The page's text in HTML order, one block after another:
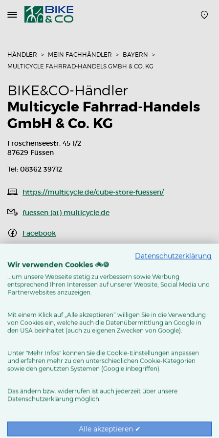
Navigation
öffnen
HÄNDLER MEIN FACHHÄNDLER
BAYERN
MULTICYCLE FAHRRAD-HANDELS GMBH & CO. KG
BIKE&CO-Händler
Multicycle Fahrrad-Handels
GmbH & Co. KG
Froschenseestr. 45 1/2
87629 Füssen
Tel: 08362 39712
https://multicycle.de/cube-store-fuessen/
fuessen (at) multicycle.de
Facebook
Youtube Kanal
Routenplaner
MEHR ERFAHREN
News & Trends
Ratgeber
Datenschutzerklärung
Wir verwenden Cookies 🚲🍪
...um unsere Webseite stetig zu verbessern sowie Werbung
entsprechend Ihren Interessen auf unserer Website, Social Media und
Partnerwebsites anzuzeigen.
Mit einem Klick auf „Alle akzeptieren“ willigen Sie in die Verwendung
von Cookies ein, welche auch die Datenübermittlung an Google in
den USA beinhaltet (auch zu eigenen Zwecken von Google).
Unter "Mehr Infos" können Sie die Cookie-Einstellungen anpassen
und erfahren mehr zu den unterschiedlichen Cookie-Kategorien
sowie den genutzten Systemen (Google inbegriffen).
Das ändern bzw. widerrufen ist auch jederzeit über unsere
Datenschutzerklärung möglich.
Alle akzeptieren ✔